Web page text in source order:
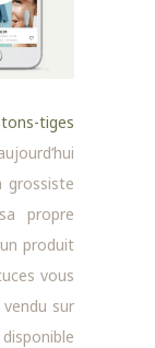
tiges
grossiste
propre
produit
vous
sur